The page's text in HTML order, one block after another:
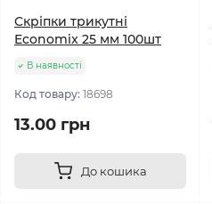
Скріпки трикутні
Economix 25 мм 100шт
В наявності
Код товару: 18698
13.00 грн
До кошика